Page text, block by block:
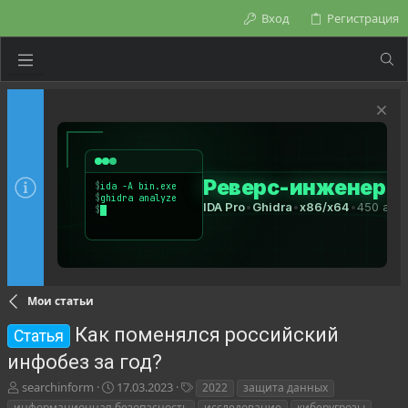
Вход Регистрация
Мои статьи
Статья
Как поменялся российский
инфобез за год?
А
в
searchinform
Д
а
17.03.2023 2022
защита данных